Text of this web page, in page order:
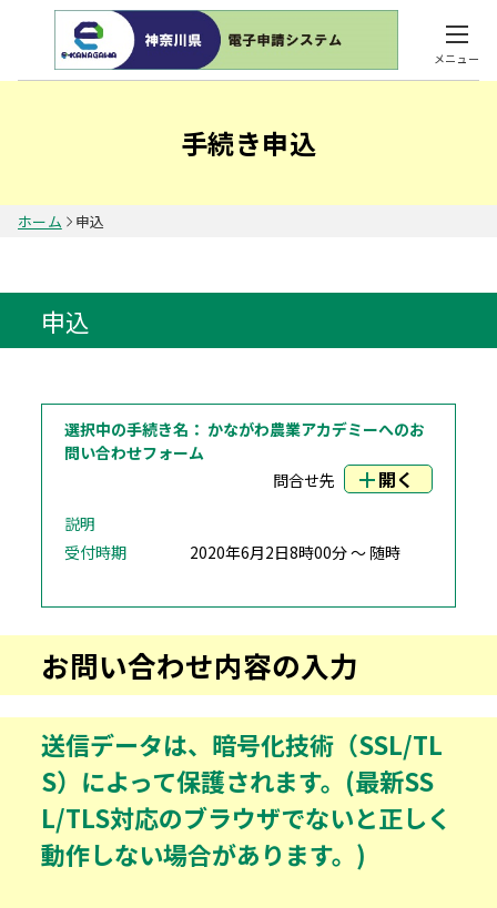
メニュー
手続き申込
ホーム 申込
申込
選択中の手続き名： かながわ農業アカデミーへのお
問い合わせフォーム
問合せ先
開く
説明
受付時期
2020年6月2日8時00分 ～ 随時
お問い合わせ内容の入力
送信データは、暗号化技術（SSL/TL
S）によって保護されます。(最新SS
L/TLS対応のブラウザでないと正しく
動作しない場合があります。)